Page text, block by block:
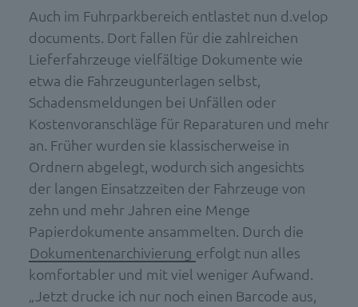
Auch im Fuhrparkbereich entlastet nun d.velop
documents. Dort fallen für die zahlreichen
Lieferfahrzeuge vielfältige Dokumente wie
etwa die Fahrzeugunterlagen selbst,
Schadensmeldungen bei Unfällen oder
Kostenvoranschläge für Reparaturen und mehr
an. Früher wurden sie klassischerweise in
Ordnern abgelegt, wodurch sich angesichts
der langen Einsatzzeiten der Fahrzeuge von
zehn und mehr Jahren eine Menge
Papierdokumente ansammelten. Durch die
Dokumentenarchivierung erfolgt nun alles
komfortabler und mit viel weniger Aufwand.
„Jetzt drucke ich nur noch einen Barcode aus,